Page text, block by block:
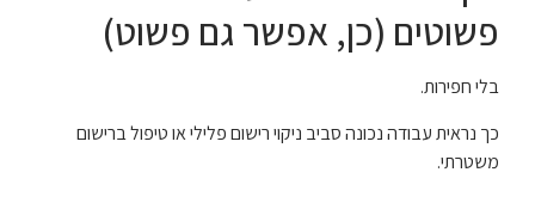
פשוטים (כן, אפשר גם פשוט)
בלי חפירות.
כך נראית עבודה נכונה סביב ניקוי רישום פלילי או טיפול ברישום
משטרתי.